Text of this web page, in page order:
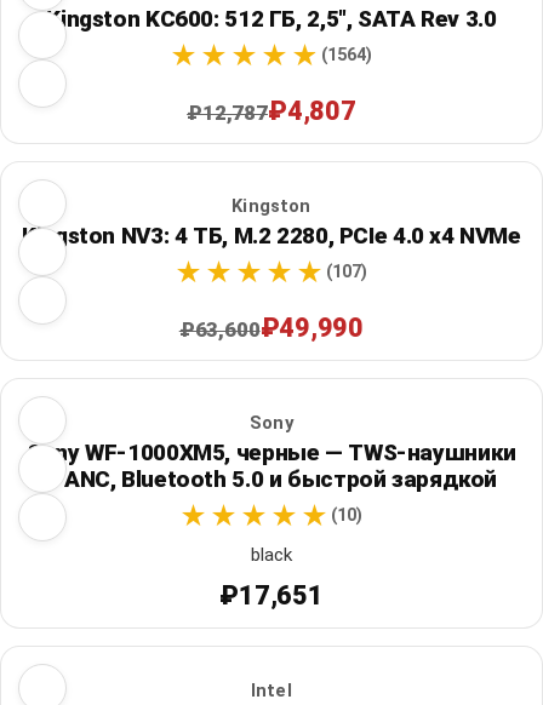
Kingston KC600: 512 ГБ, 2,5", SATA Rev 3.0
(1564)
₽12,787₽4,807
Kingston
Kingston NV3: 4 ТБ, M.2 2280, PCIe 4.0 x4 NVMe
(107)
₽63,600₽49,990
Sony
Sony WF-1000XM5, черные — TWS-наушники
с ANC, Bluetooth 5.0 и быстрой зарядкой
(10)
black
₽17,651
Intel